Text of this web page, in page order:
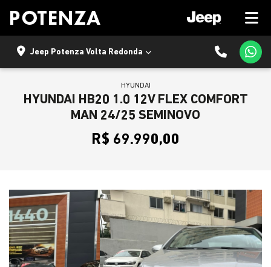
Jeep Potenza Volta Redonda
HYUNDAI
HYUNDAI HB20 1.0 12V FLEX COMFORT
MAN 24/25 SEMINOVO
R$ 69.990,00